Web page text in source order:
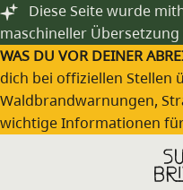
Zum Hauptinhalt springen
Diese Seite wurde
maschineller
WAS DU VOR DEINER
dich bei offiziellen Stellen
Waldbrandwarnungen,
wichtige Informationen